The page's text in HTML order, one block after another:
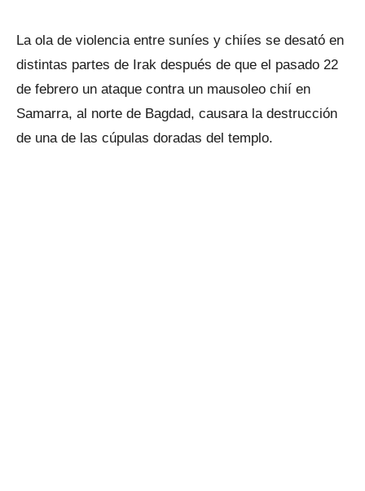
La ola de violencia entre suníes y chiíes se desató en
distintas partes de Irak después de que el pasado 22
de febrero un ataque contra un mausoleo chií en
Samarra, al norte de Bagdad, causara la destrucción
de una de las cúpulas doradas del templo.